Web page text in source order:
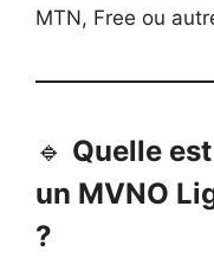
MTN, Free ou
🔹 Quelle
un MVNO
?